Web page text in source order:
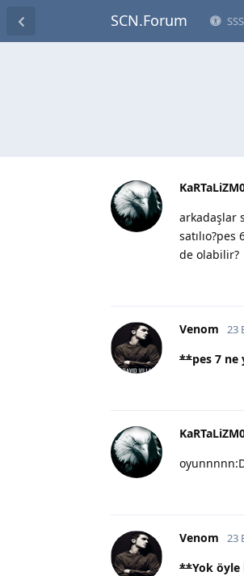
SCN.Forum SSS
arkadaşlar
de olabilir?
Venom 23
**pes 7 ne
Venom 23
**Yok öyle